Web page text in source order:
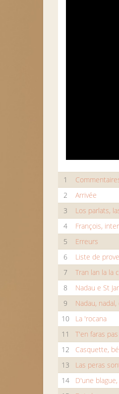
1
2
Arrivée
3
Los parlats,
4
François,
5
Erreurs
6
Liste de
7
Tran lan la la
8
Nadau e St
9
Nadau,
10
La 'rocana
11
T'en faras
12
Casquette,
13
Las peras
14
D'une